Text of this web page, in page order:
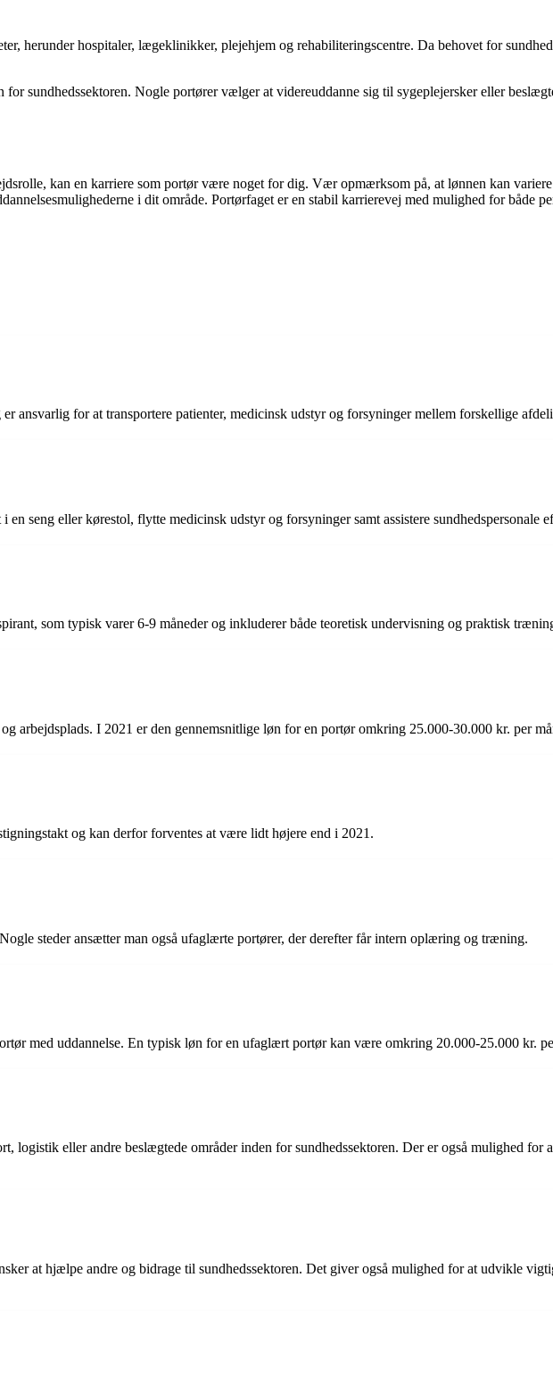
herunder hospitaler, lægeklinikker, plejehjem og rehabiliteringscentre. Da behovet for
sundhedssektoren. Nogle portører vælger at videreuddanne sig til sygeplejersker eller
kan en karriere som portør være noget for dig. Vær opmærksom på, at lønnen kan
i dit område. Portørfaget er en stabil karrierevej med mulighed for både
ansvarlig for at transportere patienter, medicinsk udstyr og forsyninger mellem forskellige
seng eller kørestol, flytte medicinsk udstyr og forsyninger samt assistere sundhedspersonale
som typisk varer 6-9 måneder og inkluderer både teoretisk undervisning og praktisk
arbejdsplads. I 2021 er den gennemsnitlige løn for en portør omkring 25.000-30.000 kr. per
og kan derfor forventes at være lidt højere end i 2021.
steder ansætter man også ufaglærte portører, der derefter får intern oplæring og træning.
med uddannelse. En typisk løn for en ufaglært portør kan være omkring 20.000-25.000 kr.
logistik eller andre beslægtede områder inden for sundhedssektoren. Der er også mulighed for
at hjælpe andre og bidrage til sundhedssektoren. Det giver også mulighed for at udvikle